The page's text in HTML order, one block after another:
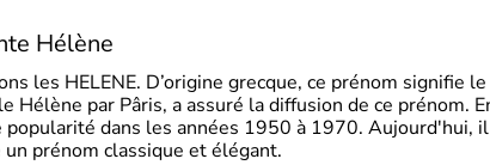
Hélène
les HELENE. D’origine grecque, ce prénom signifie
Hélène par Pâris, a assuré la diffusion de ce prénom.
popularité dans les années 1950 à 1970. Aujourd'hui,
prénom classique et élégant.